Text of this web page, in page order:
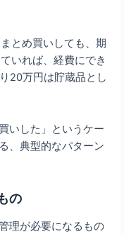
とめ買いしても、期
いれば、経費にでき
20万円は貯蔵品とし
いした」というケー
、典型的なパターン
の
理が必要になるもの